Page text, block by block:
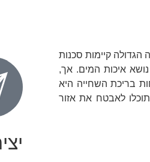
הגדולה קיימות סכנות
איכות המים. אך,
בריכת השחייה היא
לאבטח את אזור